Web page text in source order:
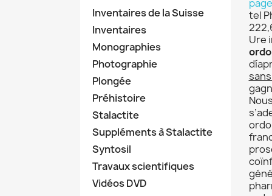
Inventaires de la Suisse
Inventaires
Monographies
Photographie
Plongée
Préhistoire
Stalactite
Suppléments à Stalactite
Syntosil
Travaux scientifiques
Vidéos DVD
tel
Ure